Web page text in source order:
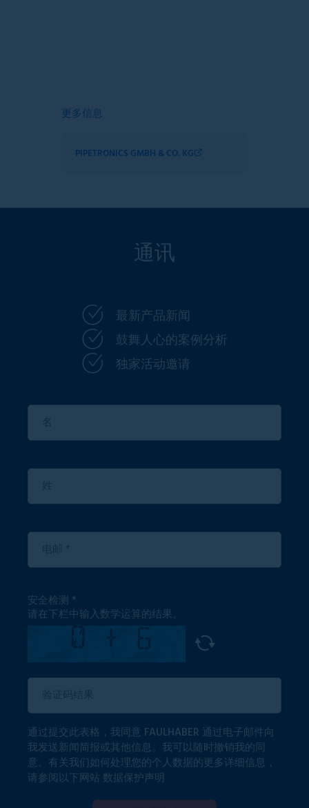
更多信息
PIPETRONICS GMBH & CO. KG
通讯
最新产品新闻
鼓舞人心的案例分析
独家活动邀请
安全检测
请在下栏中输入数学运算的结果。
通过提交此表格，我同意 FAULHABER 通过电子邮件向
我发送新闻简报或其他信息。我可以随时撤销我的同
意。有关我们如何处理您的个人数据的更多详细信息，
请参阅以下网站 数据保护声明